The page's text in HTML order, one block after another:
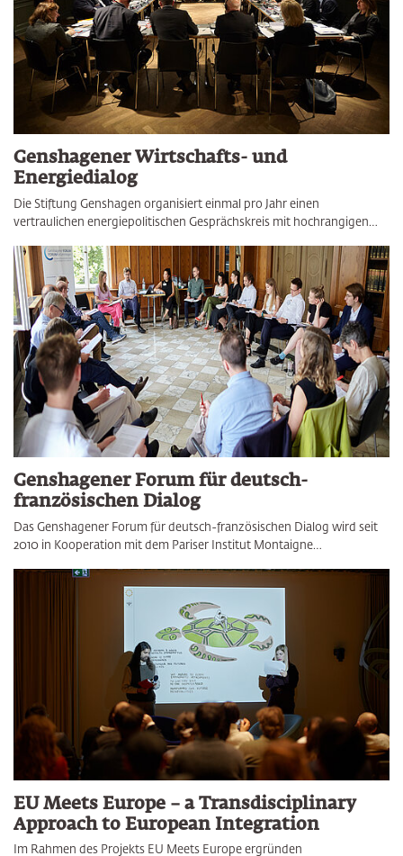
Genshagener Wirtschafts- und
Energiedialog
Die Stiftung Genshagen organisiert einmal pro Jahr einen
vertraulichen energiepolitischen Gesprächskreis mit hochrangigen…
Genshagener Forum für deutsch-
französischen Dialog
Das Genshagener Forum für deutsch-französischen Dialog wird seit
2010 in Kooperation mit dem Pariser Institut Montaigne…
EU Meets Europe – a Transdisciplinary
Approach to European Integration
Im Rahmen des Projekts EU Meets Europe ergründen